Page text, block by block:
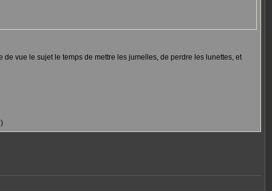
vue le sujet le temps de mettre les jumelles, de perdre les lunettes, et